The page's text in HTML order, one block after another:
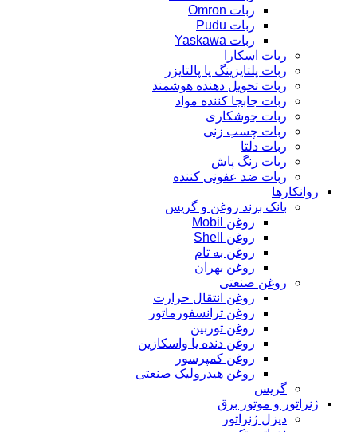
ربات Omron
ربات Pudu
ربات Yaskawa
ربات اسکارا
ربات پلتایزینگ یا پالتایزر
ربات تحویل دهنده هوشمند
ربات جابجا کننده مواد
ربات جوشکاری
ربات چسب زنی
ربات دلتا
ربات رنگ پاش
ربات ضد عفونی کننده
روانکارها
بانک برند روغن و گریس
روغن Mobil
روغن Shell
روغن به تام
روغن بهران
روغن صنعتی
روغن انتقال حرارت
روغن ترانسفورماتور
روغن توربین
روغن دنده یا واسکازین
روغن کمپرسور
روغن هیدرولیک صنعتی
گریس
ژنراتور و موتور برق
دیزل ژنراتور